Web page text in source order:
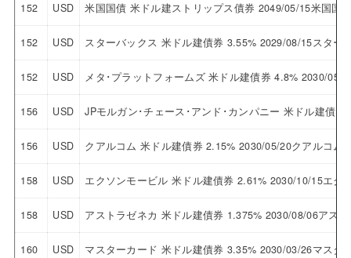
152 USD 米国国債 米ドル建ストリップス債券 2049/05/15米国国
152 USD スターバックス 米ドル建債券 3.55% 2029/08/15スター
152 USD メタ･プラットフォームズ 米ドル建債券 4.8% 2030/05/
156 USD JPモルガン･チェース･アンド･カンパニー 米ドル建債
156 USD クアルコム 米ドル建債券 2.15% 2030/05/20クアルコム
158 USD エクソンモービル 米ドル建債券 2.61% 2030/10/15エク
158 USD アストラゼネカ 米ドル建債券 1.375% 2030/08/06アス
160 USD マスターカード 米ドル建債券 3.35% 2030/03/26マスタ